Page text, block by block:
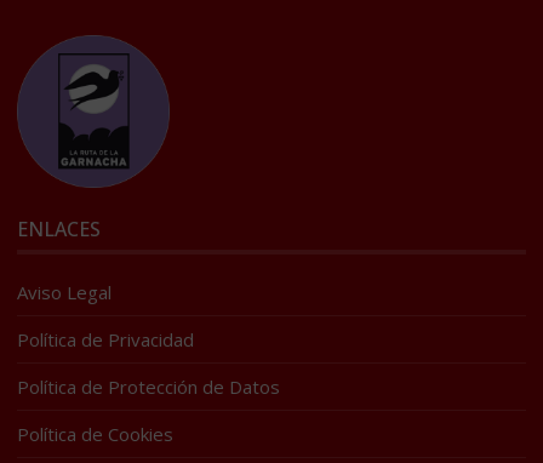
ENLACES
Aviso Legal
Política de Privacidad
Política de Protección de Datos
Política de Cookies